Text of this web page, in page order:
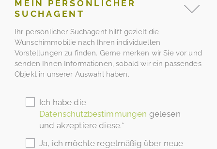
MEIN PERSÖNLICHER
SUCHAGENT
Ihr persönlicher Suchagent hilft gezielt die
Wunschimmobilie nach Ihren individuellen
Vorstellungen zu finden. Gerne merken wir Sie vor und
senden Ihnen Informationen, sobald wir ein passendes
Objekt in unserer Auswahl haben.
Ich habe die
Datenschutzbestimmungen gelesen
und akzeptiere diese.*
Ja, ich möchte regelmäßig über neue